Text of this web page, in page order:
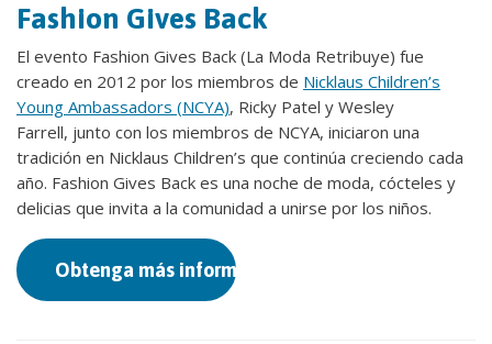
Fashion Gives Back
El evento Fashion Gives Back (La Moda Retribuye) fue
creado en 2012 por los miembros de Nicklaus Children’s
Young Ambassadors (NCYA), Ricky Patel y Wesley
Farrell, junto con los miembros de NCYA, iniciaron una
tradición en Nicklaus Children’s que continúa creciendo cada
año. Fashion Gives Back es una noche de moda, cócteles y
delicias que invita a la comunidad a unirse por los niños.
Obtenga más información